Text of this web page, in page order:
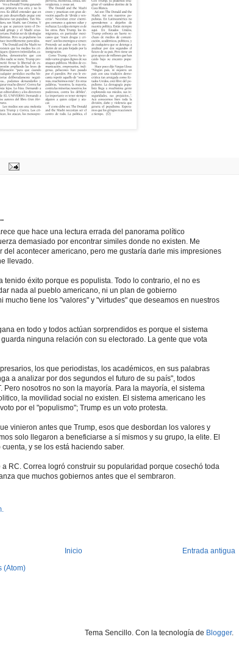
que hace una lectura errada del panorama político
demasiado por encontrar similes donde no existen. Me
del acontecer americano, pero me gustaría darle mis impresiones
llevado.
tenido éxito porque es populista. Todo lo contrario, el no es
nada al pueblo americano, ni un plan de gobierno
mucho tiene los "valores" y "virtudes" que deseamos en nuestros
en todo y todos actúan sorprendidos es porque el sistema
ninguna relación con su electorado. La gente que vota
los que periodistas, los académicos, en sus palabras
a analizar por dos segundos el futuro de su país", todos
Pero nosotros no son la mayoría. Para la mayoría, el sistema
la movilidad social no existen. El sistema americano les
por el "populismo"; Trump es un voto protesta.
vinieron antes que Trump, esos que desbordan los valores y
solo llegaron a beneficiarse a sí mismos y su grupo, la elite. El
y se los está haciendo saber.
a RC. Correa logró construir su popularidad porque cosechó toda
que muchos gobiernos antes que el sembraron.
Entrada antigua
Inicio
(Atom)
Tema Sencillo. Con la tecnología de Blogger.